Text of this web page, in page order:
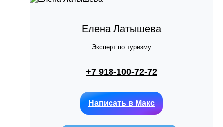
Елена Латышева
Эксперт по туризму
+7 918-100-72-72
Написать в Макс